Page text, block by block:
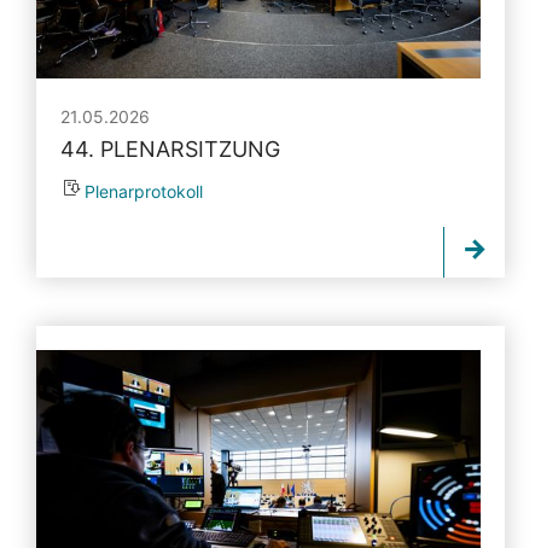
21.05.2026
44. PLENARSITZUNG
Plenarprotokoll